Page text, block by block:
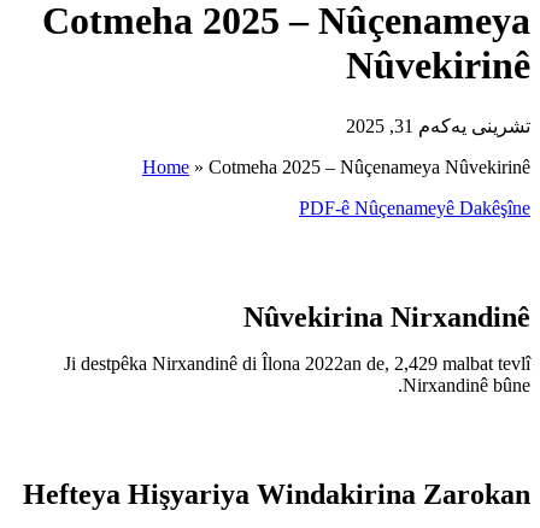
Cotmeha
Home»
Ji destpêka Nirxandinê di
Hefteya Hişyariya